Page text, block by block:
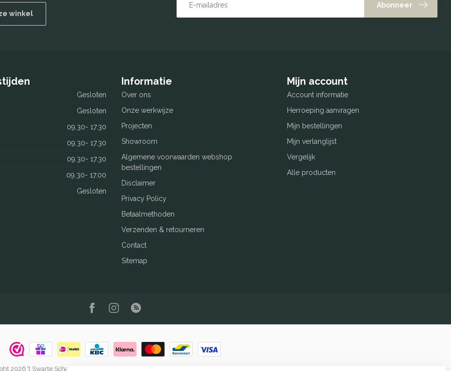
winkel
Abonneer
Gesloten
Gesloten
09.30- 17.30
09.30- 17.30
09.30- 17.30
09.30- 17.00
Gesloten
Informatie
Over ons
Onze werkwijze
Projecten
Showroom
Algemene voorwaarden webshop
bestellingen
Disclaimer
Privacy Policy
Betaalmethoden
Verzenden & retourneren
Contact
Sitemap
Mijn account
Account informatie
Herroeping aanvragen
Mijn bestellingen
Mijn verlanglijst
Vergelijk
Alle producten
2026 't Swarte Schaep